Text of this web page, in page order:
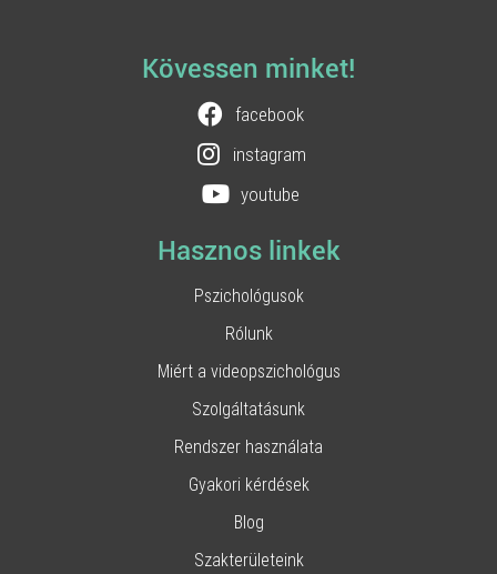
Kövessen minket!
facebook
instagram
youtube
Hasznos linkek
Pszichológusok
Rólunk
Miért a videopszichológus
Szolgáltatásunk
Rendszer használata
Gyakori kérdések
Blog
Szakterületeink